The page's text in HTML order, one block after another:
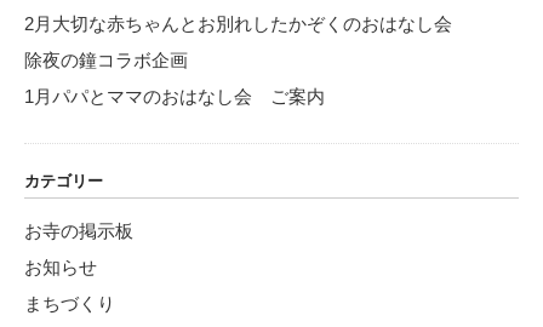
2月大切な赤ちゃんとお別れしたかぞくのおはなし会
除夜の鐘コラボ企画
1月パパとママのおはなし会 ご案内
カテゴリー
お寺の掲示板
お知らせ
まちづくり